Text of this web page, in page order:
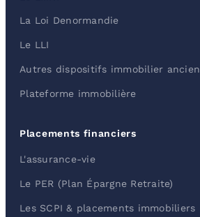
La Loi Denormandie
Le LLI
Autres dispositifs immobilier ancien
Plateforme immobilière
Placements financiers
L'assurance-vie
Le PER (Plan Épargne Retraite)
Les SCPI & placements immobiliers